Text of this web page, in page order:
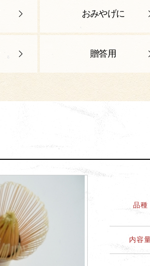
おみやげに
贈答用
品種
内容